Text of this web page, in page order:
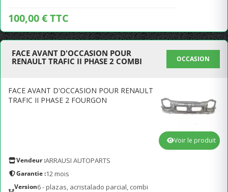
100,00 € TTC
FACE AVANT D'OCCASION POUR
RENAULT TRAFIC II PHASE 2 COMBI
OCCASION
FACE AVANT D'OCCASION POUR RENAULT
TRAFIC II PHASE 2 FOURGON
Vendeur :ARRAUSI AUTOPARTS
Garantie :12 mois
Version6 - plazas, acristalado parcial, combi
Voir le produit